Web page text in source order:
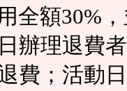
全額30%
辦理退費
費；活動